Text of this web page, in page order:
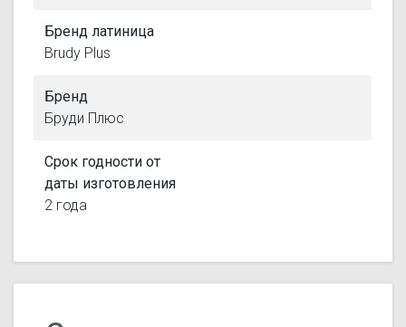
Бренд латиница
Brudy Plus
Бренд
Бруди Плюс
Срок годности от
даты изготовления
2 года